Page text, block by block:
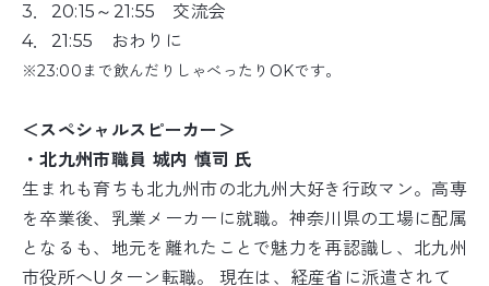
3．20:15～21:55 交流会
4．21:55 おわりに
※23:00まで飲んだりしゃべったりOKです。
＜スペシャルスピーカー＞
・北九州市職員 城内 慎司 氏
生まれも育ちも北九州市の北九州大好き行政マン。高専
を卒業後、乳業メーカーに就職。神奈川県の工場に配属
となるも、地元を離れたことで魅力を再認識し、北九州
市役所へUターン転職。 現在は、経産省に派遣されて